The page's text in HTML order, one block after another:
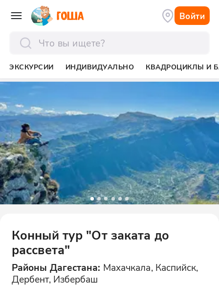
Войти
ЭКСКУРСИИ ИНДИВИДУАЛЬНО КВАДРОЦИКЛЫ И
Конный тур "От заката до
рассвета"
Районы Дагестана: Махачкала, Каспийск,
Дербент, Избербаш